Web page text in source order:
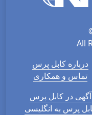
All
درباره کابل پرس
تماس و همکاری
آگهی در کابل پرس
پرس به انگلیسی